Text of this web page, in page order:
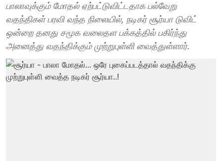
பாலாவுக்கும் மோதல் ஏற்பட்டுவிட்டதாக பல்வேறு
வதந்திகள் பரவி வந்த நிலையில், நடிகர் சூர்யா டுவிட்
ஒன்றை தனது சமூக வலைதள பக்கத்தில் பகிர்ந்து
அனைத்து வதந்திக்கும் முற்றுபுள்ளி வைத்துள்ளார்.